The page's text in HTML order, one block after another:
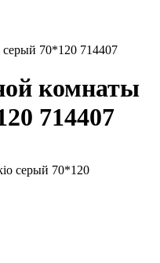
70*120 714407
комнаты
714407